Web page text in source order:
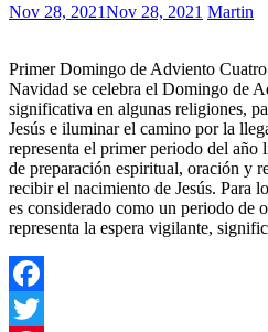
Nov 28, 2021Nov 28, 2021 Martin
Primer Domingo de Adviento
Navidad se celebra el Domingo de
significativa en algunas religiones,
Jesús e iluminar el camino por la
representa el primer periodo del
de preparación espiritual, oración y
recibir el nacimiento de Jesús. Para
es considerado como un periodo de
representa la espera vigilante,
Facebook